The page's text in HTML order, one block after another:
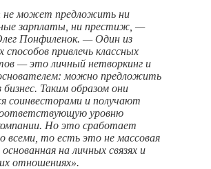
может предложить ни
зарплаты, ни престиж, —
Понфиленок. — Один из
привлечь классных
— это личный нетворкинг и
можно предложить
Таким образом они
соинвесторами и получают
уровню
Но это сработает
всеми, то есть это не массовая
на личных связях и
отношениях».